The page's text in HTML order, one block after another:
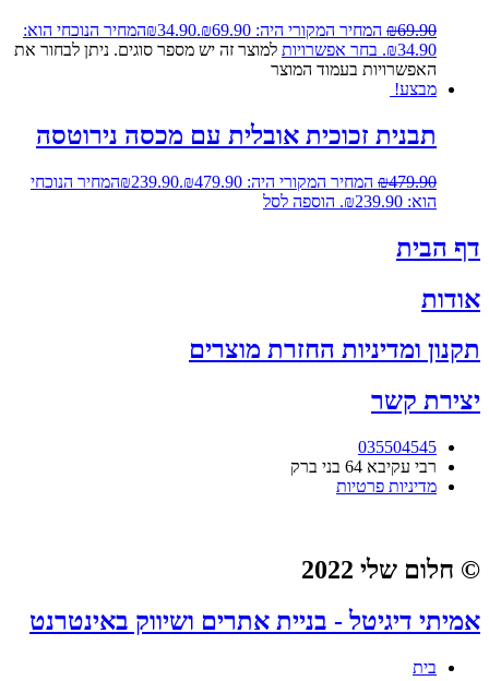
₪69.90 המחיר המקורי היה: ₪69.90. ₪34.90
המחיר הנוכחי הוא:
₪34.90. בחר אפשרויות למוצר זה יש מספר סוגים. ניתן לבחור את
האפשרויות בעמוד המוצר
מבצע!
תבנית זכוכית אובלית עם מכסה נירוטסה
₪479.90 המחיר המקורי היה: ₪479.90. ₪239.90
המחיר הנוכחי
הוא: ₪239.90.
הוספה לסל
דף הבית
אודות
תקנון ומדיניות החזרת מוצרים
יצירת קשר
035504545
רבי עקיבא 64 בני ברק
מדיניות פרטיות
© חלום שלי 2022
אמיתי דיגיטל - בניית אתרים ושיווק באינטרנט
בית